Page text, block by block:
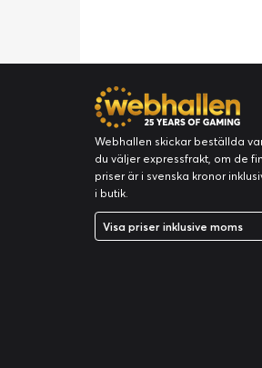
Webhallen skickar beställda
du väljer expressfrakt, om de
priser är i svenska kronor
i butik.
Visa priser inklusive moms